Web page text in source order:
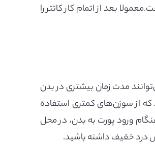
بعد از اتمام کار کاتتر را
مدت زمان بیشتری در بدن
که از سوزن‌های کمتری استفاده
ورود پورت به بدن، در محل
درد خفیف داشته باشید.